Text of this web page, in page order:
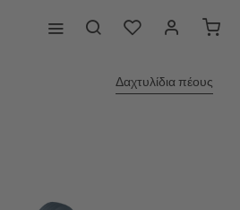
Δαχτυλίδια πέους